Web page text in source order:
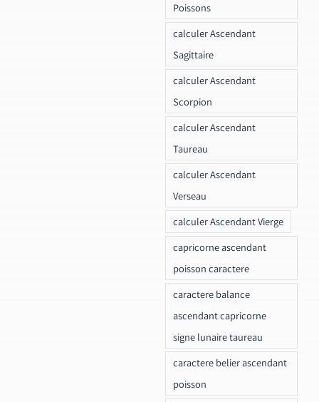
Poissons
calculer Ascendant
Sagittaire
calculer Ascendant
Scorpion
calculer Ascendant
Taureau
calculer Ascendant
Verseau
calculer Ascendant Vierge
capricorne ascendant
poisson caractere
caractere balance
ascendant capricorne
signe lunaire taureau
caractere belier ascendant
poisson